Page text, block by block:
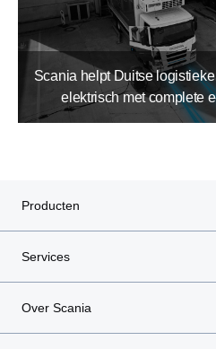
Scania helpt Duitse
elektrisch met complete
Producten
Services
Over Scania